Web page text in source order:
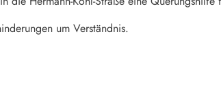
um Verständnis.